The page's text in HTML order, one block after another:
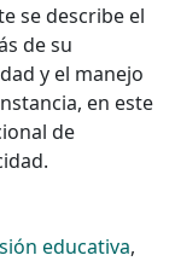
se describe el
de su
y el manejo
en este
de
educativa,